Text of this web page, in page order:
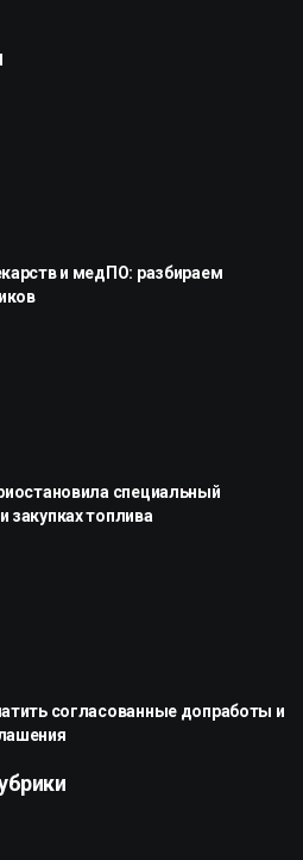
и медПО: разбираем
специальный
топлива
согласованные допработы и